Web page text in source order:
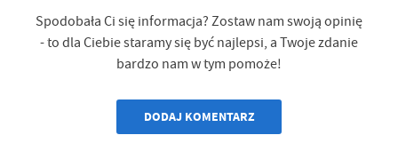
Spodobała Ci się informacja? Zostaw nam swoją opinię
- to dla Ciebie staramy się być najlepsi, a Twoje zdanie
bardzo nam w tym pomoże!
DODAJ KOMENTARZ